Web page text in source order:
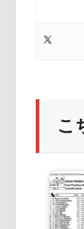
こ